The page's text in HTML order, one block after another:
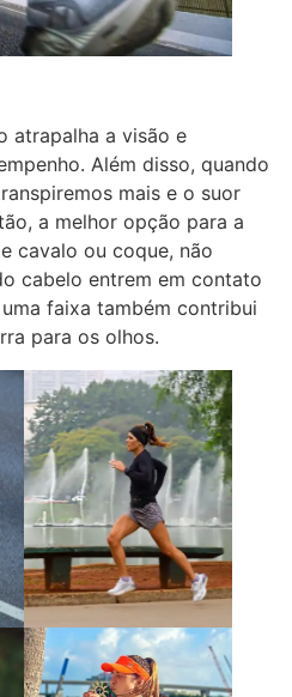
atrapalha a visão e
Além disso, quando
mais e o suor
a melhor opção para a
cavalo ou coque, não
cabelo entrem em contato
faixa também contribui
para os olhos.